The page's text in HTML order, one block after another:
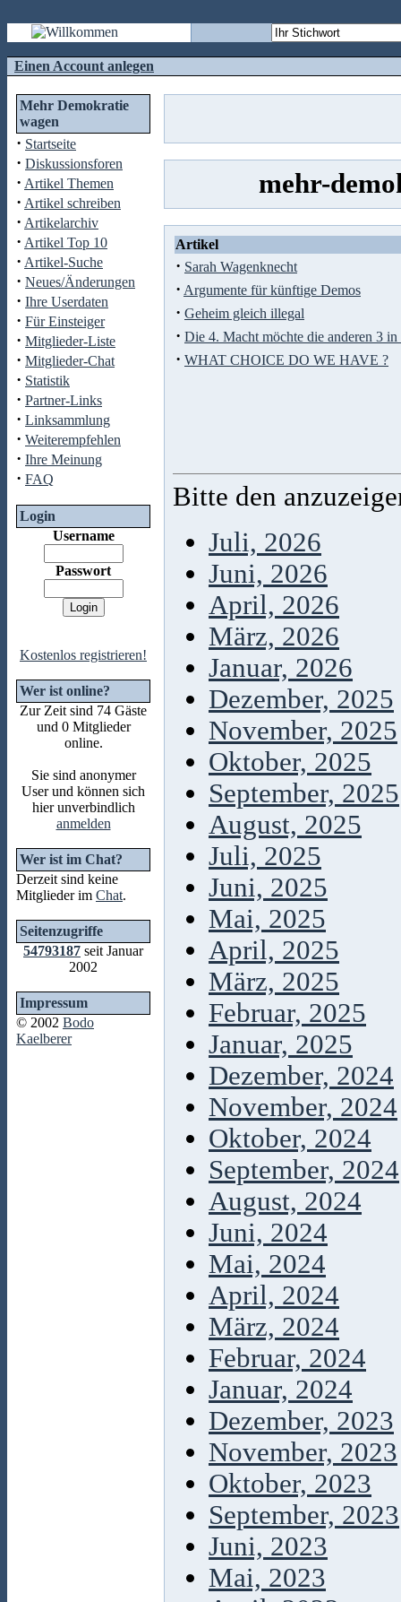
Einen Account anlegen
Mehr Demokratie
wagen
· Startseite
· Diskussionsforen
· Artikel Themen
· Artikel schreiben
· Artikelarchiv
· Artikel Top 10
· Artikel-Suche
· Neues/Änderungen
· Ihre Userdaten
· Für Einsteiger
· Mitglieder-Liste
· Mitglieder-Chat
· Statistik
· Partner-Links
· Linksammlung
· Weiterempfehlen
· Ihre Meinung
· FAQ
Login
Username
Passwort
Kostenlos registrieren!
Wer ist online?
Zur Zeit sind 74 Gäste
und 0 Mitglieder
online.
Sie sind anonymer
User und können sich
hier unverbindlich
anmelden
Wer ist im Chat?
Derzeit sind keine
Mitglieder im Chat.
Seitenzugriffe
54793187 seit Januar
2002
Impressum
© 2002 Bodo
Kaelberer
mehr-
Artikel
· Sarah Wagenknecht
· Argumente für künftige Demos
· Geheim gleich illegal
· Die 4. Macht möchte die anderen 3 in
· WHAT CHOICE DO WE HAVE ?
Bitte den
Juli, 2026
Juni, 2026
April, 2026
März, 2026
Januar, 2026
Dezember, 2025
November, 2025
Oktober, 2025
September, 2025
August, 2025
Juli, 2025
Juni, 2025
Mai, 2025
April, 2025
März, 2025
Februar, 2025
Januar, 2025
Dezember, 2024
November, 2024
Oktober, 2024
September, 2024
August, 2024
Juni, 2024
Mai, 2024
April, 2024
März, 2024
Februar, 2024
Januar, 2024
Dezember, 2023
November, 2023
Oktober, 2023
September, 2023
Juni, 2023
Mai, 2023